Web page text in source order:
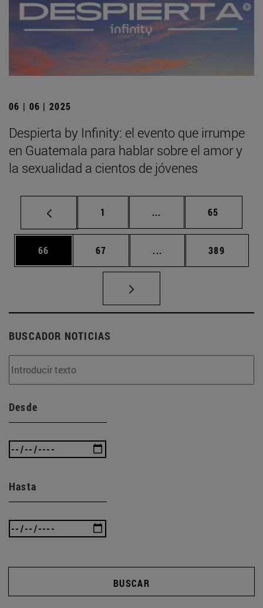
06 | 06 | 2025
Despierta by Infinity: el evento que irrumpe
en Guatemala para hablar sobre el amor y
la sexualidad a cientos de jóvenes
Página
1 ... Páginas intermedias
Página
65
Página
66 Página
67 ... Páginas intermedias
Página
389
BUSCADOR NOTICIAS
Desde
Hasta
BUSCAR